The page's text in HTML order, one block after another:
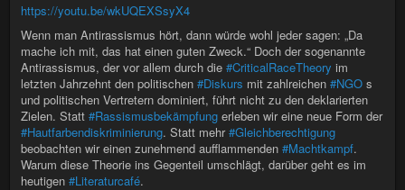
https://youtu.be/wkUQEXSsyX4
Wenn man Antirassismus hört, dann würde wohl jeder sagen: „Da
mache ich mit, das hat einen guten Zweck.“ Doch der sogenannte
Antirassismus, der vor allem durch die #CriticalRaceTheory im
letzten Jahrzehnt den politischen #Diskurs mit zahlreichen #NGO s
und politischen Vertretern dominiert, führt nicht zu den deklarierten
Zielen. Statt #Rassismusbekämpfung erleben wir eine neue Form der
#Hautfarbendiskriminierung. Statt mehr#Gleichberechtigung
beobachten wir einen zunehmend aufflammenden #Machtkampf.
Warum diese Theorie ins Gegenteil umschlägt, darüber geht es im
heutigen #Literaturcafé.